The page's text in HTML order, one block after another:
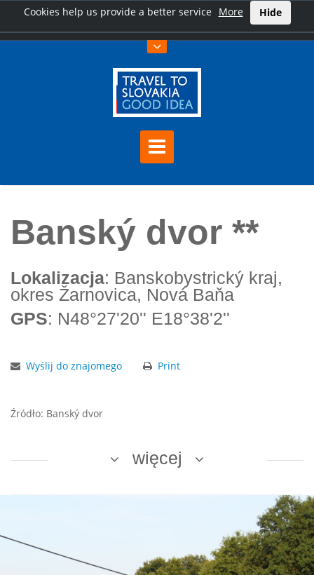
Cookies help us provide a better service More Hide
Banský dvor **
Lokalizacja: Banskobystrický kraj,
okres Žarnovica, Nová Baňa
GPS: N48°27'20'' E18°38'2''
Wyślij do znajomego Print
Źródło: Banský dvor
więcej